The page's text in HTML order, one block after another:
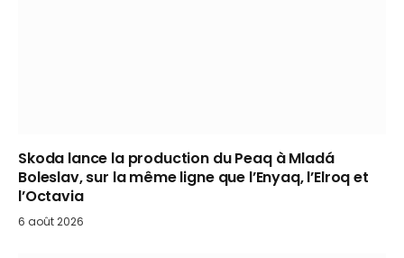
Skoda lance la production du Peaq à Mladá
Boleslav, sur la même ligne que l’Enyaq, l’Elroq et
l’Octavia
6 août 2026